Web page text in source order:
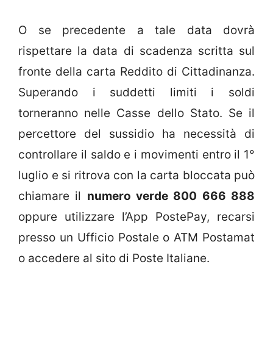
O se precedente a tale data dovrà
rispettare la data di scadenza scritta sul
fronte della carta Reddito di Cittadinanza.
Superando i suddetti limiti i soldi
torneranno nelle Casse dello Stato. Se il
percettore del sussidio ha necessità di
controllare il saldo e i movimenti entro il 1°
luglio e si ritrova con la carta bloccata può
chiamare il numero verde 800 666 888
oppure utilizzare l’App PostePay, recarsi
presso un Ufficio Postale o ATM Postamat
o accedere al sito di Poste Italiane.